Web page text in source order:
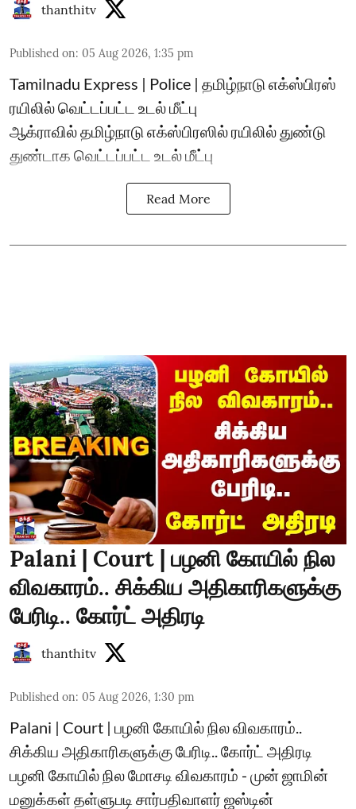
thanthitv
Published on: 05 Aug 2026, 1:35 pm
Tamilnadu Express | Police | தமிழ்நாடு எக்ஸ்பிரஸ்
ரயிலில் வெட்டப்பட்ட உடல் மீட்பு
ஆக்ராவில் தமிழ்நாடு எக்ஸ்பிரஸில் ரயிலில் துண்டு
துண்டாக வெட்டப்பட்ட உடல் மீட்பு
Read More
Palani | Court | பழனி கோயில் நில
விவகாரம்.. சிக்கிய அதிகாரிகளுக்கு
பேரிடி.. கோர்ட் அதிரடி
thanthitv
Published on: 05 Aug 2026, 1:30 pm
Palani | Court | பழனி கோயில் நில விவகாரம்..
சிக்கிய அதிகாரிகளுக்கு பேரிடி.. கோர்ட் அதிரடி
பழனி கோயில் நில மோசடி விவகாரம் - முன் ஜாமின்
மனுக்கள் தள்ளுபடி சார்பதிவாளர் ஜஸ்டின்